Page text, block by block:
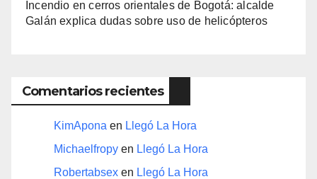
Incendio en cerros orientales de Bogotá: alcalde
Galán explica dudas sobre uso de helicópteros
Comentarios recientes
KimApona en Llegó La Hora
Michaelfropy en Llegó La Hora
Robertabsex en Llegó La Hora